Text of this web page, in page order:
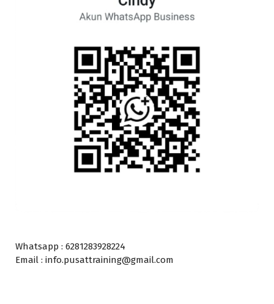
Whatsapp : 6281283928224
Email : info.pusattraining@gmail.com